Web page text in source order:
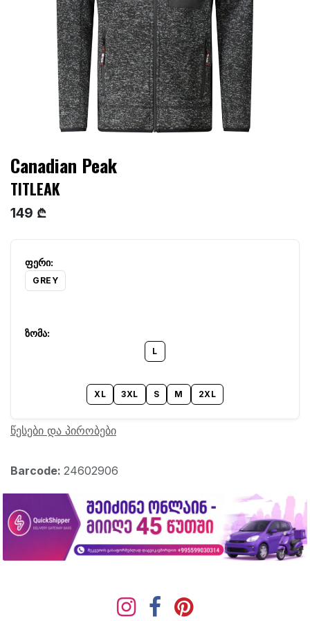
Canadian Peak
TITLEAK
149 ₾
GREY
L
XL 3XL S M 2XL
წესები და პირობები
Barcode: 24602906